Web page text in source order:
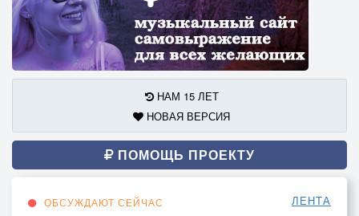
НАМ 15 ЛЕТ
НОВАЯ ВЕРСИЯ
ПОМОЩЬ ПРОЕКТУ
ОБСУЖДАЮТ СЕЙЧАС ЛЕНТА